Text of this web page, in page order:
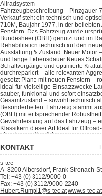
Allradsystem
Fahrzeugbeschreibung – Pinzgauer
Verkauf steht ein technisch und
710M, Baujahr 1977, in der beliebten
Fenstern. Das Fahrzeug wurde
Bundesheer (ÖBH) genutzt und im
Rehabilitation technisch auf den
Ausstattung & Zustand: Neuer Motor
und lange Lebensdauer Neues
Schaltvorgänge und optimierte
durchrepariert – alle relevanten
gesetzt Plane mit neuen Fenstern –
ideal für vielseitige Einsatzzwecke
sauber, funktional und sofort
Gesamtzustand – sowohl technisch
Besonderheiten: Fahrzeug stammt
(ÖBH) mit entsprechender
Gewährleistung auf das Fahrzeug –
Klassikern dieser Art Ideal für
als robustes Nutzfahrzeug
KONTAKT
s-tec
A-8200Albersdorf, Frank-Stronach-
Tel: +43 (0) 3112/9000-0
Fax: +43 (0) 3112/9000-2240
Hubert.Rumpl1@s-tec.at www.s-tec.at